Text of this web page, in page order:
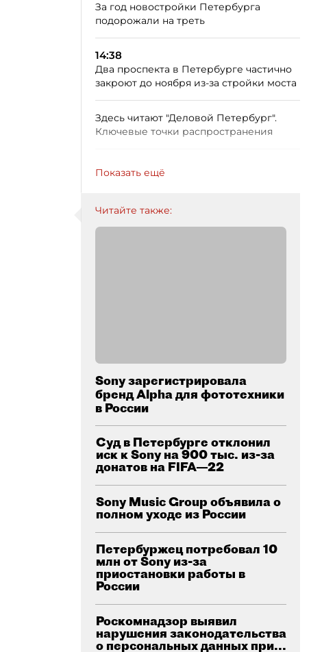
За год новостройки Петербурга
подорожали на треть
14:38
Два проспекта в Петербурге частично
закроют до ноября из-за стройки моста
Здесь читают "Деловой Петербург".
Ключевые точки распространения
Показать ещё
Читайте также:
Sony зарегистрировала
бренд Alpha для фототехники
в России
Суд в Петербурге отклонил
иск к Sony на 900 тыс. из-за
донатов на FIFA—22
Sony Music Group объявила о
полном уходе из России
Петербуржец потребовал 10
млн от Sony из-за
приостановки работы в
России
Роскомнадзор выявил
нарушения законодательства
о персональных данных при...